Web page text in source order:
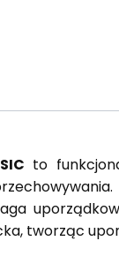
to
tworząc